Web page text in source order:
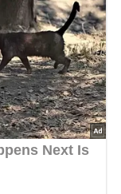
Rezept?
am
in Streifen